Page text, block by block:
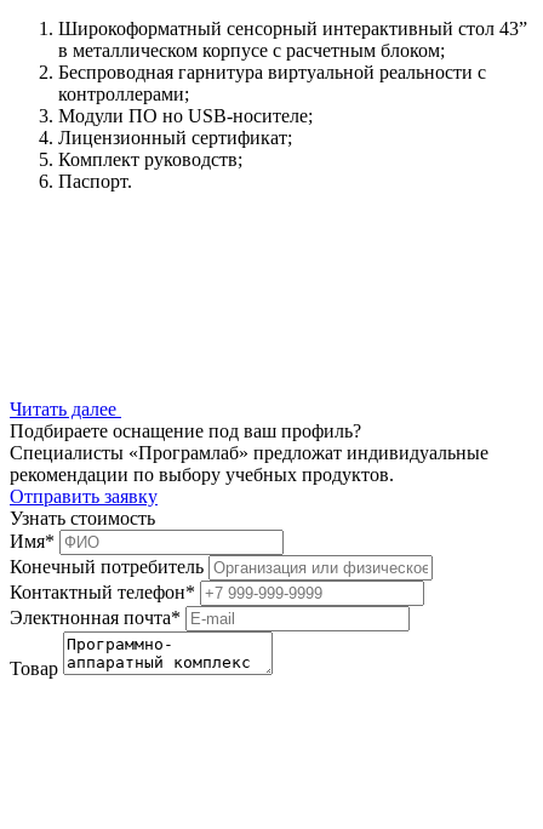
Широкоформатный сенсорный интерактивный стол 43”
в металлическом корпусе с расчетным блоком;
Беспроводная гарнитура виртуальной реальности с
контроллерами;
Модули ПО но USB-носителе;
Лицензионный сертификат;
Комплект руководств;
Паспорт.
Читать далее
Подбираете оснащение под ваш профиль?
Специалисты «Програмлаб» предложат индивидуальные
рекомендации по выбору учебных продуктов.
Отправить заявку
Узнать стоимость
Имя*
Конечный потребитель
Контактный телефон*
Электнонная почта*
Товар